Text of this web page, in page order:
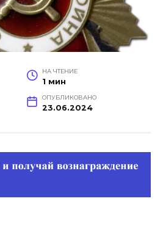
НА ЧТЕНИЕ
1 мин
ОПУБЛИКОВАНО
23.06.2024